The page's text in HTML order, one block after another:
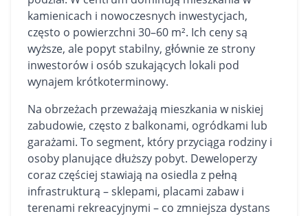
kamienicach i nowoczesnych inwestycjach,
często o powierzchni 30–60 m². Ich ceny są
wyższe, ale popyt stabilny, głównie ze strony
inwestorów i osób szukających lokali pod
wynajem krótkoterminowy.
Na obrzeżach przeważają mieszkania w niskiej
zabudowie, często z balkonami, ogródkami lub
garażami. To segment, który przyciąga rodziny i
osoby planujące dłuższy pobyt. Deweloperzy
coraz częściej stawiają na osiedla z pełną
infrastrukturą – sklepami, placami zabaw i
terenami rekreacyjnymi – co zmniejsza dystans